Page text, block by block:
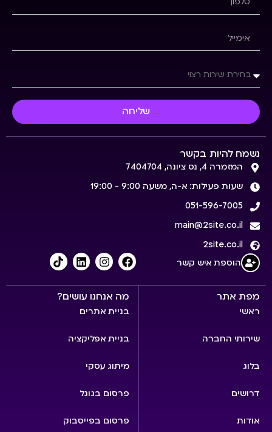
מפת אתר
ראשי
שירותי החברה
בלוג
דרושים
אודות
מה אנחנו עושים?
בניית אתרים
בניית אפליקציה
מיתוג עסקי
פרסום בגוגל
פרסום בפייסבוק
נשמח להיות בקשר
המזמרה 4, נס ציונה, 7404704
שעות פעילות: א-ה, משעה 9:00 - 19:00
051-596-7005
main@2site.co.il
2site.co.il
הוספת איש קשר
שליחה